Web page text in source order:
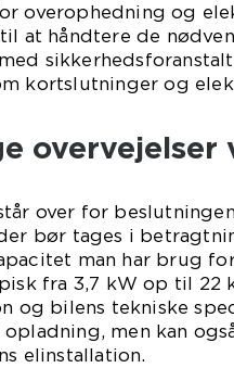
overophedning og
at håndtere de
kortslutninger og
overvejelser
over for
bør tages i
man har brug
fra 3,7 kW op til 22
og bilens tekniske
men kan
elinstallation.